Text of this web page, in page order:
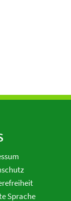
Sprache